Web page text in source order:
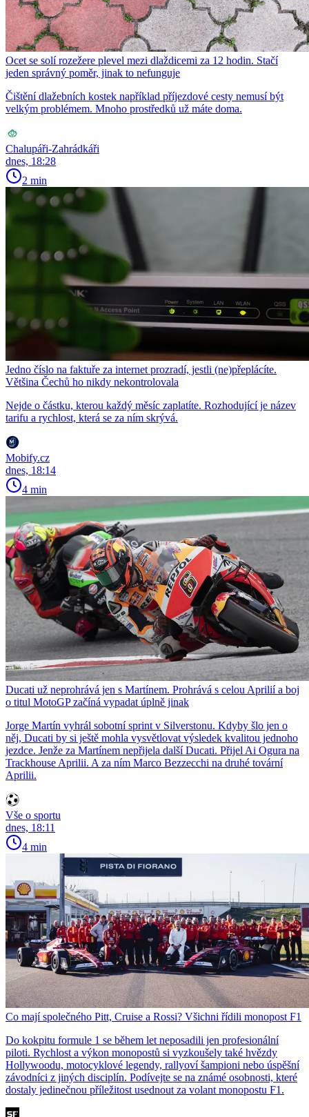
Ocet se solí rozežere plevel mezi dlaždicemi za 12 hodin. Stačí
jeden správný poměr, jinak to nefunguje
Čištění dlažebních kostek například příjezdové cesty nemusí být
velkým problémem. Mnoho prostředků už máte doma.
Chalupáři-Zahrádkáři
dnes, 18:28
2 min
Jedno číslo na faktuře za internet prozradí, jestli (ne)přeplácíte.
Většina Čechů ho nikdy nekontrolovala
Nejde o částku, kterou každý měsíc zaplatíte. Rozhodující je název
tarifu a rychlost, která se za ním skrývá.
Mobify.cz
dnes, 18:14
4 min
Ducati už neprohrává jen s Martínem. Prohrává s celou Aprilií a boj
o titul MotoGP začíná vypadat úplně jinak
Jorge Martín vyhrál sobotní sprint v Silverstonu. Kdyby šlo jen o
něj, Ducati by si ještě mohla vysvětlovat výsledek kvalitou jednoho
jezdce. Jenže za Martínem nepřijela další Ducati. Přijel Ai Ogura na
Trackhouse Aprilii. A za ním Marco Bezzecchi na druhé tovární
Aprilii.
Vše o sportu
dnes, 18:11
4 min
Co mají společného Pitt, Cruise a Rossi? Všichni řídili monopost F1
Do kokpitu formule 1 se během let neposadili jen profesionální
piloti. Rychlost a výkon monopostů si vyzkoušely také hvězdy
Hollywoodu, motocyklové legendy, rallyoví šampioni nebo úspěšní
závodníci z jiných disciplín. Podívejte se na známé osobnosti, které
dostaly jedinečnou příležitost usednout za volant monopostu F1.